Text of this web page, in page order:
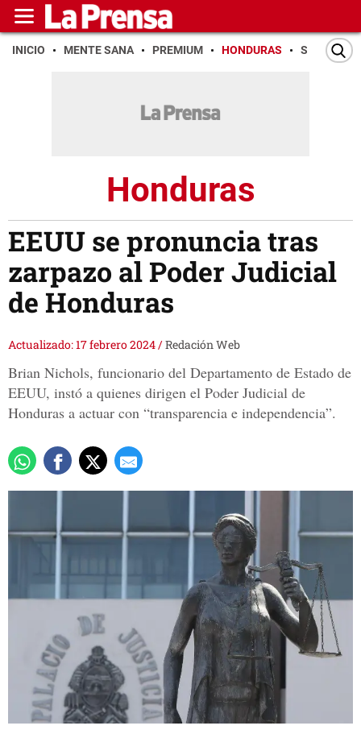
INICIO MENTE SANA PREMIUM HONDURAS SAN PEDRO
Honduras
EEUU se pronuncia tras
zarpazo al Poder Judicial
de Honduras
Actualizado: 17 febrero 2024/Redación Web
Brian Nichols, funcionario del Departamento de Estado de
EEUU, instó a quienes dirigen el Poder Judicial de
Honduras a actuar con “transparencia e independencia”.